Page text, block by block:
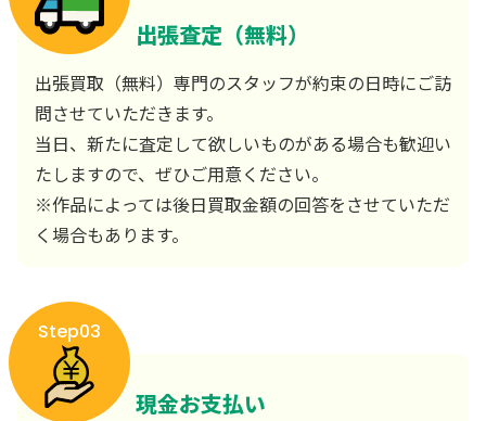
出張査定（無料）
出張買取（無料）専門のスタッフが約束の日時にご訪
問させていただきます。
当日、新たに査定して欲しいものがある場合も歓迎い
たしますので、ぜひご用意ください。
※作品によっては後日買取金額の回答をさせていただ
く場合もあります。
Step03
現金お支払い